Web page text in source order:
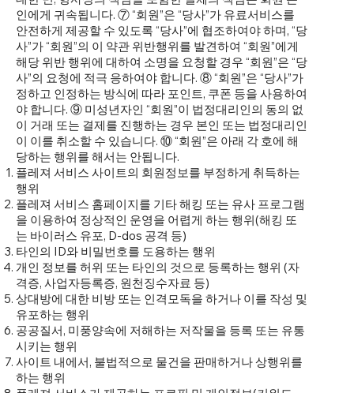
인에게 귀속됩니다. ⑦ “회원”은 “당사”가 유료서비스를
안전하게 제공할 수 있도록 “당사”에 협조하여야 하며, “당
사”가 “회원”의 이 약관 위반행위를 발견하여 “회원”에게
해당 위반 행위에 대하여 소명을 요청할 경우 “회원”은 “당
사”의 요청에 적극 응하여야 합니다. ⑧ “회원”은 “당사”가
정하고 인정하는 방식에 따라 포인트, 쿠폰 등을 사용하여
야 합니다. ⑨ 미성년자인 “회원”이 법정대리인의 동의 없
이 거래 또는 결제를 진행하는 경우 본인 또는 법정대리인
이 이를 취소할 수 있습니다. ⑩ “회원”은 아래 각 호에 해
당하는 행위를 해서는 안됩니다.
플레져 서비스 사이트의 회원정보를 부정하게 취득하는
행위
플레져 서비스 홈페이지를 기타 해킹 또는 유사 프로그램
을 이용하여 정상적인 운영을 어렵게 하는 행위(해킹 또
는 바이러스 유포, D-dos 공격 등)
타인의 ID와 비밀번호를 도용하는 행위
개인 정보를 허위 또는 타인의 것으로 등록하는 행위 (자
격증, 사업자등록증, 원천징수자료 등)
상대방에 대한 비방 또는 인격모독을 하거나 이를 작성 및
유포하는 행위
공공질서, 미풍양속에 저해하는 저작물을 등록 또는 유통
시키는 행위
사이트 내에서, 불법적으로 물건을 판매하거나 상행위를
하는 행위